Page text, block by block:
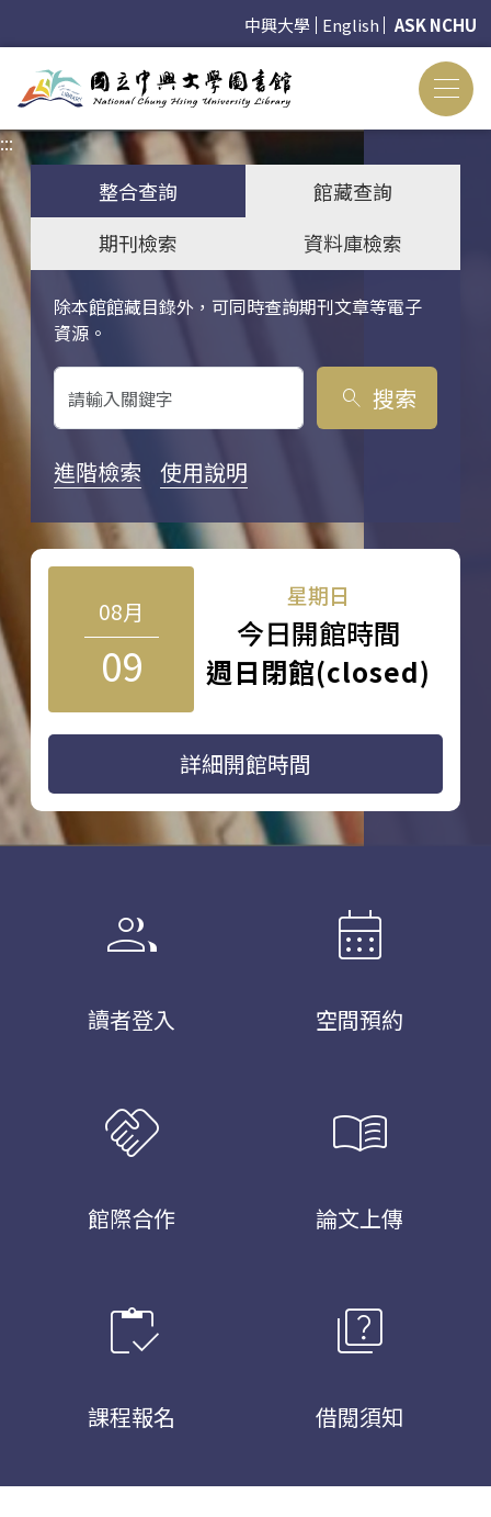
中興大學 English ASK NCHU
:::
整合查詢
館藏查詢
期刊檢索
資料庫檢索
除本館館藏目錄外，可同時查詢期刊文章等電子
資源。
關鍵字搜尋
search 搜索
進階檢索 使用說明
08月
09
星期日
今日開館時間
週日閉館(closed)
詳細開館時間
group
讀者登入
calendar_month
空間預約
handshake
館際合作
menu_book
論文上傳
inventory
課程報名
quiz
借閱須知